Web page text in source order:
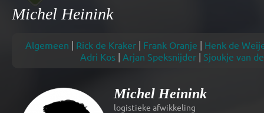
Michel Heinink
Algemeen | Rick de Kraker | Frank Oranje | Henk de
Adri Kos | Arjan Speksnijder | Sjoukje van
Michel Heinink
logistieke afwikkeling